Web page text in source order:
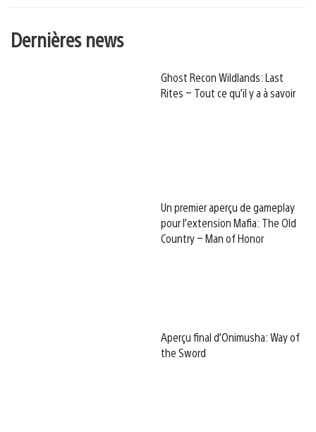
Dernières news
Ghost Recon Wildlands: Last
Rites – Tout ce qu’il y a à savoir
Un premier aperçu de gameplay
pour l’extension Mafia: The Old
Country – Man of Honor
Aperçu final d’Onimusha: Way of
the Sword